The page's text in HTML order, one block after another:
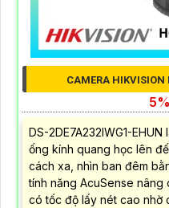
CAMERA HIKVISION
DS-2DE7A232IWG1-
ống kính quang học lên
cách xa, nhìn ban đêm
tính năng AcuSense nâng
có tốc độ lấy nét cao nhờ